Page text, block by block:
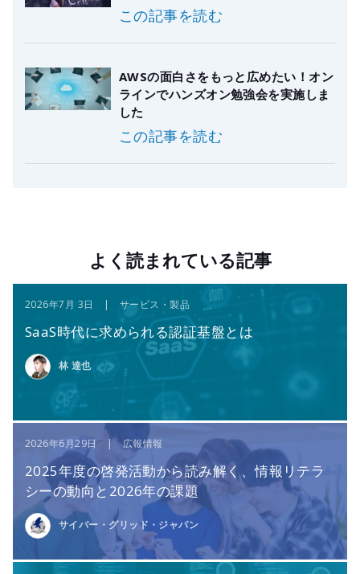
この記事を読む
AWSの面白さをもっと広めたい！オン
ラインでハンズオン勉強会を実施しま
した
この記事を読む
よく読まれている記事
2026年7月 3日 | サービス・製品
SaaS時代に求められる認証基盤とは
林 達也
2026年6月29日 | 広報情報
2025年度の啓発活動から読み解く、情報リテラ
シーの動向と2026年の課題
サイバー・グリッド・ジャパン